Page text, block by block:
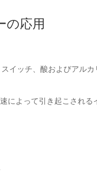
の応用
イッチ、酸およびアル
よって引き起こされる